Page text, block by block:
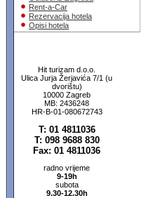
Rent-a-Car
Rezervacija hotela
Opisi hotela
Hit turizam d.o.o.
Ulica Jurja Žerjavića 7/1 (u
dvorištu)
10000 Zagreb
MB: 2436248
HR-B-01-080672743
T: 01 4811036
T: 098 9688 830
Fax: 01 4811036
radno vrijeme
9-19h
subota
9.30-12.30h